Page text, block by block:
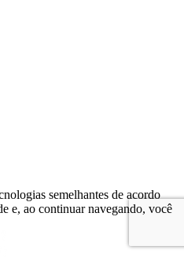
semelhantes de acordo
e, ao continuar navegando, você